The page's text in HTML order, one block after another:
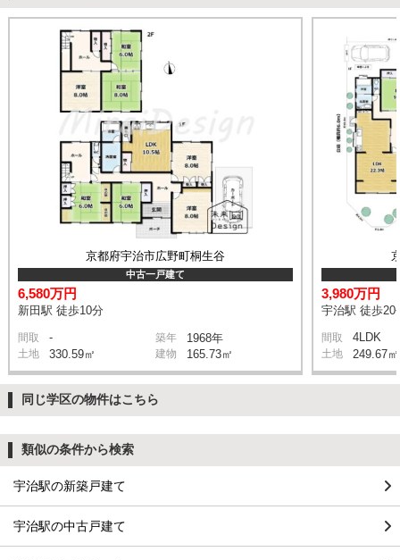
京都府宇治市広野町桐生谷
中古一戸建て
6,580万円
新田駅 徒歩10分
間取 - 築年 1968年
土地 330.59㎡ 建物 165.73㎡
3,980万円
宇治駅 徒歩20
間取 4LDK
土地 249.67㎡
同じ学区の物件はこちら
類似の条件から検索
宇治駅の新築戸建て
宇治駅の中古戸建て